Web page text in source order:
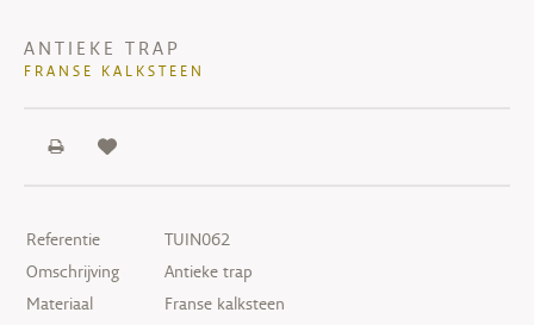
ANTIEKE TRAP
FRANSE KALKSTEEN
Referentie
TUIN062
Omschrijving
Antieke trap
Materiaal
Franse kalksteen